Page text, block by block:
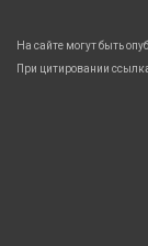
На сайте могут быть
При цитировании